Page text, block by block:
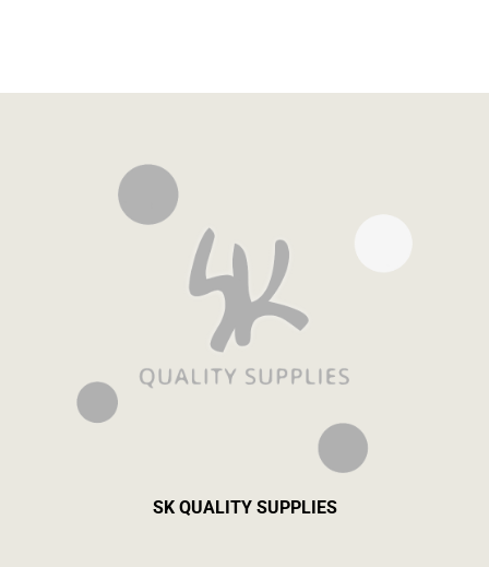
SK QUALITY SUPPLIES